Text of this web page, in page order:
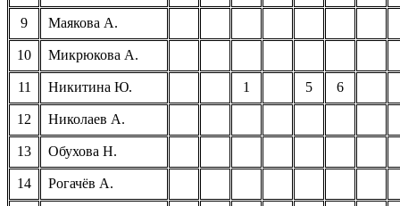
9 Маякова А.
10 Микрюкова А.
11 Никитина Ю. 1 5 6
12 Николаев А.
13 Обухова Н.
14 Рогачёв А.